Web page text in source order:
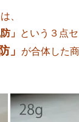
、
」 という３点
」
が合体した